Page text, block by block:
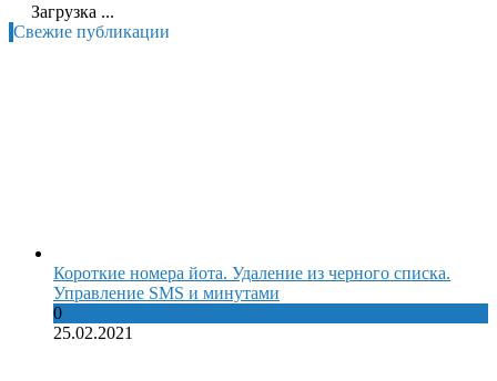
Загрузка ...
Свежие публикации
Короткие номера йота. Удаление из черного списка.
Управление SMS и минутами
0
25.02.2021